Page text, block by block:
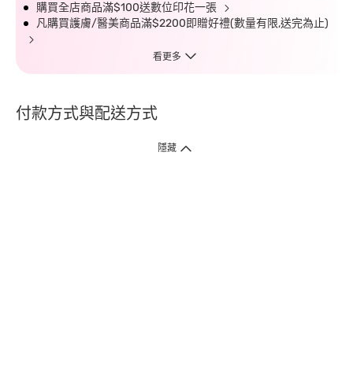
購買全店商品滿$100送數位印花一張
凡購買護膚/醫美商品滿$2200即贈好禮(數量有限,送完為止)
看更多
付款方式與配送方式
隱藏